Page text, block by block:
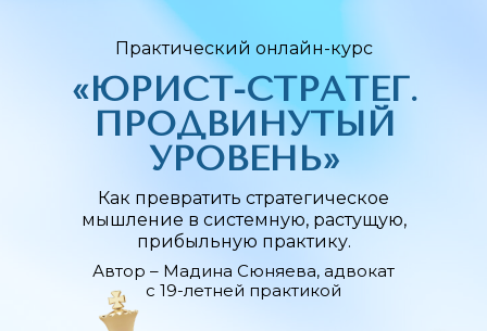
«ЮРИСТ-СТРАТЕГ.
ПРОДВИНУТЫЙ
УРОВЕНЬ»
Автор – Мадина Сюняева, адвокат
с 19-летней практикой
Как превратить стратегическое
мышление в системную, растущую,
прибыльную практику.
Практический онлайн-курс